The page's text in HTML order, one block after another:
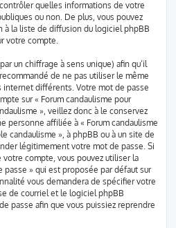
quelles informations de votre
ou non. De plus, vous pouvez
à la liste de diffusion du logiciel phpBB
votre compte.
un chiffrage à sens unique) afin qu’il
de ne pas utiliser le même
internet différents. Votre mot de passe
sur « Forum candaulisme pour
», veillez donc à le conservez
personne affiliée à « Forum candaulisme
candaulisme », à phpBB ou à un site de
légitimement votre mot de passe. Si
compte, vous pouvez utiliser la
passe » qui est proposée par défaut sur
vous demandera de spécifier votre
de courriel et le logiciel phpBB
passe afin que vous puissiez reprendre